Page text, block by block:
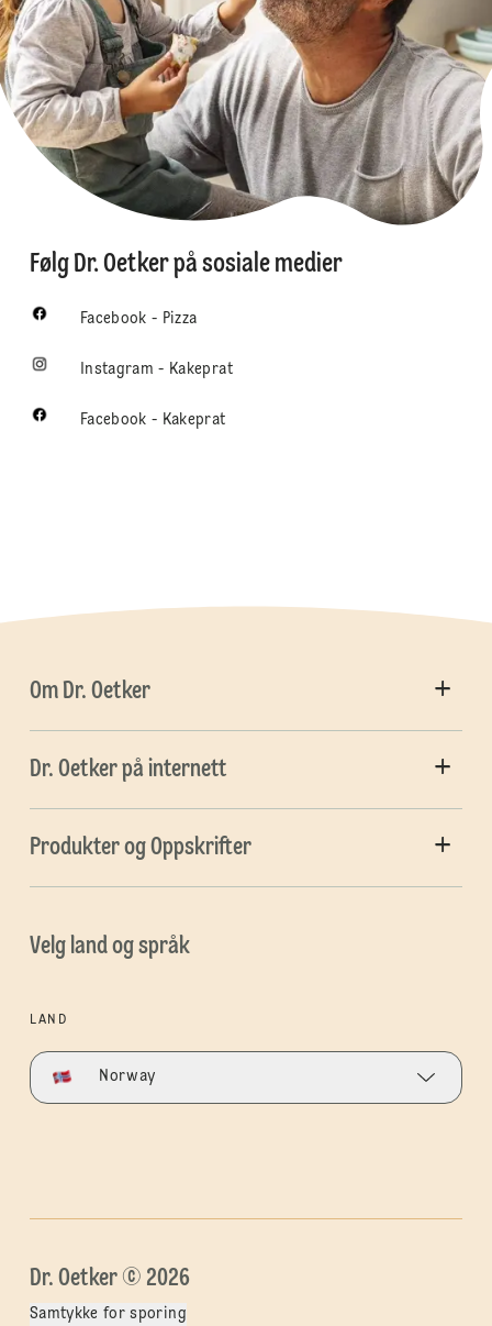
Følg Dr. Oetker på sosiale medier
Facebook - Pizza
Instagram - Kakeprat
Facebook - Kakeprat
Om Dr. Oetker
Dr. Oetker på internett
Produkter og Oppskrifter
Velg land og språk
LAND
Norway
Dr. Oetker © 2026
Samtykke for sporing